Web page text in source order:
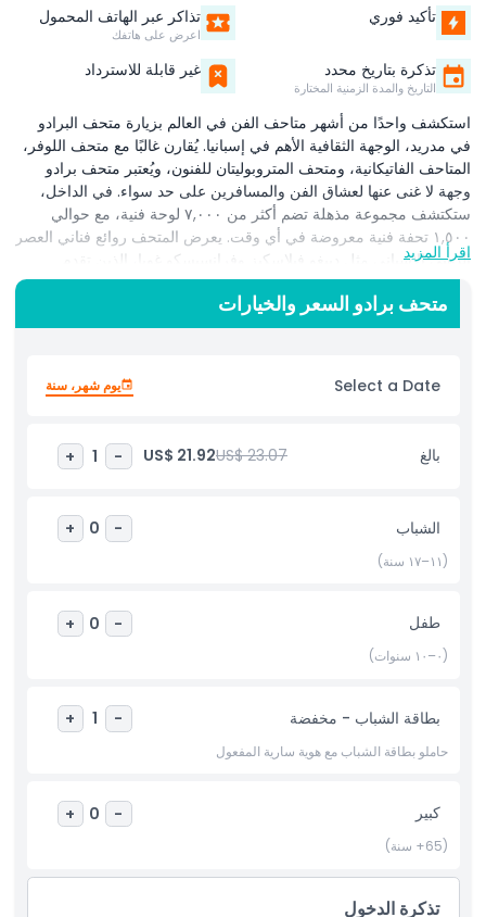
تأكيد فوري تذاكر عبر الهاتف المحمول
اعرض على هاتفك
تذكرة بتاريخ محدد
التاريخ والمدة الزمنية المختارة
غير قابلة للاسترداد
استكشف واحدًا من أشهر متاحف الفن في العالم بزيارة متحف البرادو
في مدريد، الوجهة الثقافية الأهم في إسبانيا. يُقارن غالبًا مع متحف اللوفر،
المتاحف الفاتيكانية، ومتحف المتروبوليتان للفنون، ويُعتبر متحف برادو
وجهة لا غنى عنها لعشاق الفن والمسافرين على حد سواء. في الداخل،
ستكتشف مجموعة مذهلة تضم أكثر من ٧,٠٠٠ لوحة فنية، مع حوالي
١,٥٠٠ تحفة فنية معروضة في أي وقت. يعرض المتحف روائع فناني العصر
الذهبي الإسباني مثل دييغو فيلاسكيز وفرانسيسكو غويا، الذين تقدم
أعمالهم نظرة عميقة على التراث الفني الغني لإسبانيا. متحف البرادو لا
يقتصر على الفن الإسباني فقط. بل يحتوي أيضًا على أعمال مذهلة لأساتذة
أوروبيين مشهورين، بما في ذلك تيتيان، رمبرانت، روبنز، إيل غريكو، وفان
لهيروني موس بوش، وهي لوحة ثلاثية شهيرة عالميًا تأسر زوارها من جميع
أنحاء العالم. مع تذاكر متحف البرادو المريحة، يمكنك الوصول بسهولة إلى
الراقي، يقدم متحف البرادو تجربة لا تُنسى في قلب مدريد.
المتضمنات
سياسة الأطفال والبالغين
ساعات العمل
ما يجب معرفته
اقرأ المزيد
متحف برادو السعر والخيارات
Select a Date يوم شهر، سنة
بالغ US$ 23.07
US$ 21.92
-
1
+
الشباب -
0
+
(١١–١٧ سنة)
طفل -
0
+
(٠–١٠ سنوات)
بطاقة الشباب - مخفضة -
1
+
حاملو بطاقة الشباب مع هوية سارية المفعول
كبير -
0
+
(65+ سنة)
تذكرة الدخول